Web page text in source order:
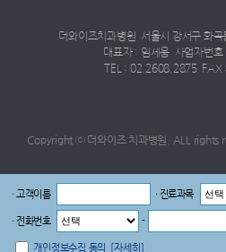
더와이즈치과병원 서울시 강서구 화
대표자 : 임세웅 사업자번
TEL : 02.2608.2875 FAX
Copyright ⓒ 더와이즈 치과병원. ALL rights
· 고객이름 · 진료과목
· 전화번호 -
개인정보수집 동의 [자세히]